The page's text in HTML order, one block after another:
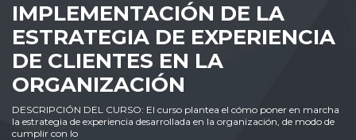
IMPLEMENTACIÓN DE LA
ESTRATEGIA DE EXPERIENCIA
DE CLIENTES EN LA
ORGANIZACIÓN
DESCRIPCIÓN DEL CURSO: El curso plantea el cómo poner en marcha
la estrategia de experiencia desarrollada en la organización, de modo de
cumplir con lo